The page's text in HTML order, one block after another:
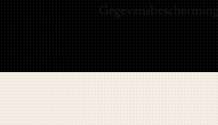
Gegevensbescherming